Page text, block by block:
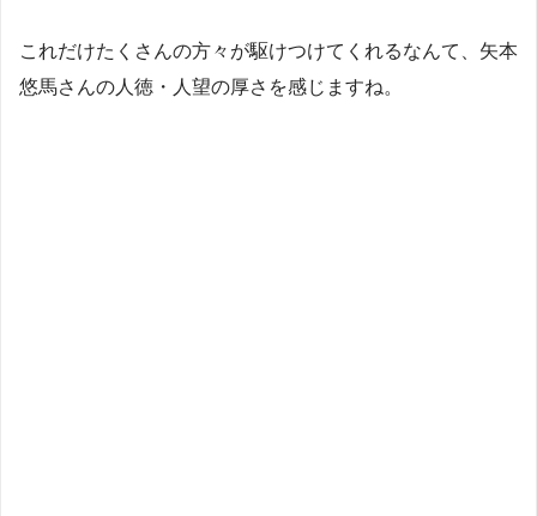
これだけたくさんの方々が駆けつけてくれるなんて、矢本
悠馬さんの人徳・人望の厚さを感じますね。